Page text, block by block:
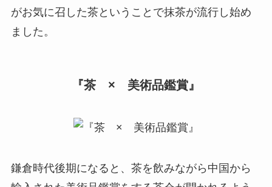
がお気に召した茶ということで抹茶が流行し始め
ました。
『茶 × 美術品鑑賞』
鎌倉時代後期になると、茶を飲みながら中国から